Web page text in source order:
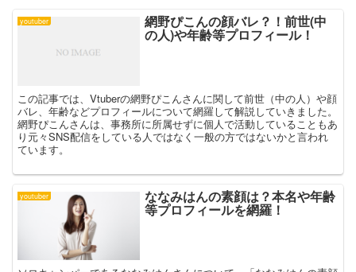
youtuber 網野ぴこんの顔バレ？！前世(中
の人)や年齢等プロフィール！
この記事では、Vtuberの網野ぴこんさんに関して前世（中の人）や顔
バレ、年齢などプロフィールについて網羅して解説していきました。
網野ぴこんさんは、事務所に所属せずに個人で活動していることもあ
り元々SNS配信をしている人ではなく一般の方ではないかと言われ
ています。
youtuber ななみはんの素顔は？本名や年齢
等プロフィールを網羅！